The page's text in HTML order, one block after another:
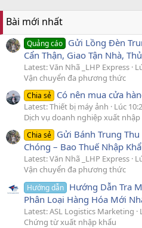
Bài mới nhất
Quảng cáo Gửi Lồng Đèn
Cẩn Thận, Giao Tận Nhà,
Latest: Văn Nhã _LHP Express
Vận chuyển đa phương thức
Chia sẻ Có nên mua cửa
Latest: Thiết bị máy ảnh
Lúc
Dịch vụ doanh nghiệp xuất
Chia sẻ Gửi Bánh Trung
Chóng – Bao Thuế Nhập
Latest: Văn Nhã _LHP Express
Vận chuyển đa phương thức
Hướng dẫn Hướng Dẫn Tra
Phân Loại Hàng Hóa Mới
Latest: ASL Logistics Marketing
Chứng từ xuất nhập khẩu